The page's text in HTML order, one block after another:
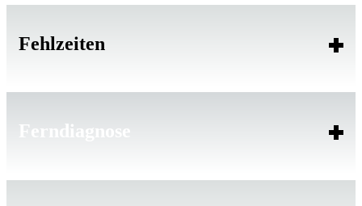
Fehlzeiten
Ferndiagnose